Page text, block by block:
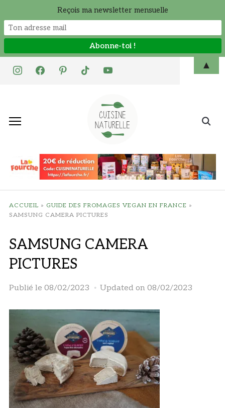
instagramfacebookpinteresttiktok youtube
Search
ACCUEIL » GUIDE DES FROMAGES VEGAN EN FRANCE »
SAMSUNG CAMERA PICTURES
SAMSUNG CAMERA
PICTURES
Publié le 08/02/2023 Updated on 08/02/2023
Reçois ma newsletter mensuelle
▲